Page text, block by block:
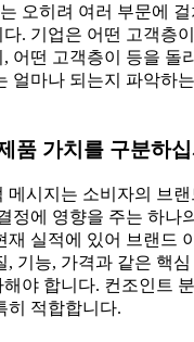
오히려 여러 부문에
. 기업은 어떤 고객층
어떤 고객층이 등을 돌
얼마나 되는지 파악하
품 가치를 구분하
메시지는 소비자의 브
정에 영향을 주는 하나
재 실적에 있어 브랜드
, 기능, 가격과 같은 핵
야 합니다. 컨조인트
히 적합합니다.